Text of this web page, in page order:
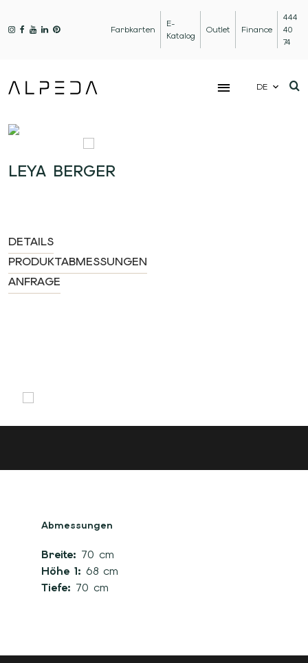
Farbkarten
E-
Katalog
Outlet Finance
444
40
74
DE
LEYA BERGER
DETAILS
PRODUKTABMESSUNGEN
ANFRAGE
Abmessungen
Breite: 70 cm
Höhe 1: 68 cm
Tiefe: 70 cm